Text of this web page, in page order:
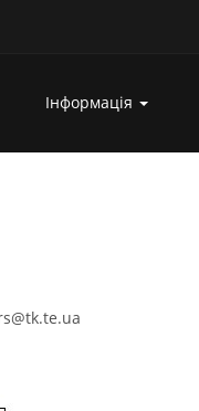
Інформація